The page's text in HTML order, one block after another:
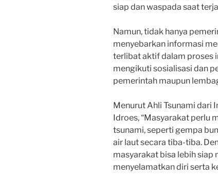
siap dan waspada saat
Namun, tidak hanya
menyebarkan informasi
terlibat aktif dalam proses
mengikuti sosialisasi dan
pemerintah maupun
Menurut Ahli Tsunami dari
Idroes, “Masyarakat perlu
tsunami, seperti gempa
air laut secara tiba-tiba.
masyarakat bisa lebih siap
menyelamatkan diri serta